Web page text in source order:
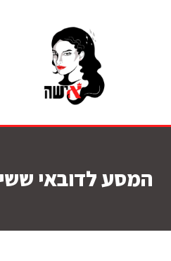
המסע לדובאי